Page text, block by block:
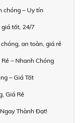
chóng – Uy tín
giá tốt, 24/7
an toàn, giá rẻ
– Nhanh Chóng
– Giá Tốt
Giá Rẻ
Thành Đạt!